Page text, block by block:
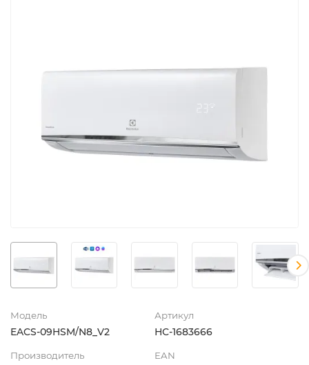
Модель
EACS-09HSM/N8_V2
Артикул
НС-1683666
Производитель EAN